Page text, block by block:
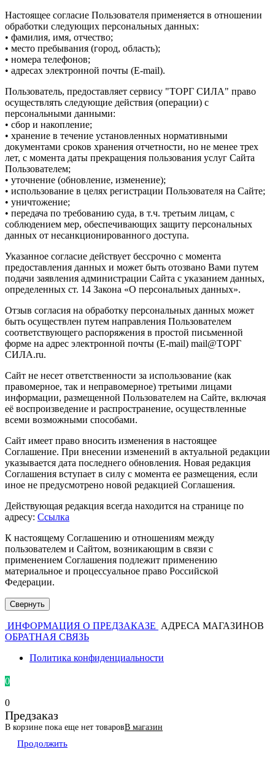
Настоящее согласие Пользователя применяется в отношении
обработки следующих персональных данных:
• фамилия, имя, отчество;
• место пребывания (город, область);
• номера телефонов;
• адресах электронной почты (E-mail).
Пользователь, предоставляет сервису "ТОРГ СИЛА" право
осуществлять следующие действия (операции) с
персональными данными:
• сбор и накопление;
• хранение в течение установленных нормативными
документами сроков хранения отчетности, но не менее трех
лет, с момента даты прекращения пользования услуг Сайта
Пользователем;
• уточнение (обновление, изменение);
• использование в целях регистрации Пользователя на Сайте;
• уничтожение;
• передача по требованию суда, в т.ч. третьим лицам, с
соблюдением мер, обеспечивающих защиту персональных
данных от несанкционированного доступа.
Указанное согласие действует бессрочно с момента
предоставления данных и может быть отозвано Вами путем
подачи заявления администрации Сайта с указанием данных,
определенных ст. 14 Закона «О персональных данных».
Отзыв согласия на обработку персональных данных может
быть осуществлен путем направления Пользователем
соответствующего распоряжения в простой письменной
форме на адрес электронной почты (E-mail) mail@ТОРГ
СИЛА.ru.
Сайт не несет ответственности за использование (как
правомерное, так и неправомерное) третьими лицами
информации, размещенной Пользователем на Сайте, включая
её воспроизведение и распространение, осуществленные
всеми возможными способами.
Сайт имеет право вносить изменения в настоящее
Соглашение. При внесении изменений в актуальной редакции
указывается дата последнего обновления. Новая редакция
Соглашения вступает в силу с момента ее размещения, если
иное не предусмотрено новой редакцией Соглашения.
Действующая редакция всегда находится на странице по
адресу: Ссылка
К настоящему Соглашению и отношениям между
пользователем и Сайтом, возникающим в связи с
применением Соглашения подлежит применению
материальное и процессуальное право Российской
Федерации.
Свернуть
ИНФОРМАЦИЯ О ПРЕДЗАКАЗЕ АДРЕСА МАГАЗИНОВ
ОБРАТНАЯ СВЯЗЬ
Политика конфиденциальности
0
0
Предзаказ
В корзине пока еще нет товаровВ магазин
Продолжить